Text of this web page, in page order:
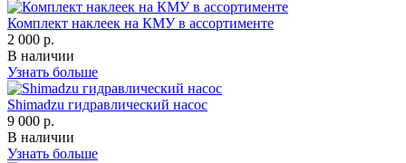
Комплект наклеек на КМУ в ассортименте
2 000 р.
В наличии
Узнать больше
Shimadzu гидравлический насос
9 000 р.
В наличии
Узнать больше